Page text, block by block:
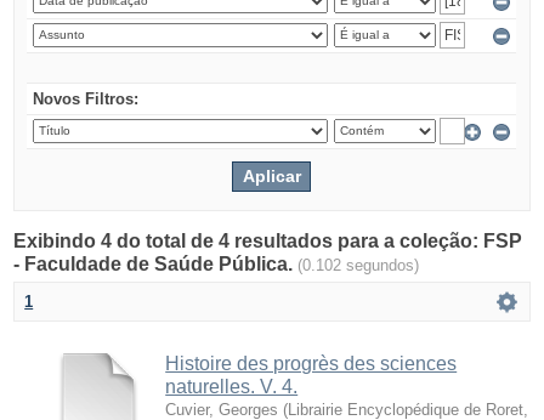
Novos Filtros:
Exibindo 4 do total de 4 resultados para a coleção: FSP
- Faculdade de Saúde Pública. (0.102 segundos)
1
Histoire des progrès des sciences
naturelles. V. 4.
Cuvier, Georges ( Librairie Encyclopédique de Roret